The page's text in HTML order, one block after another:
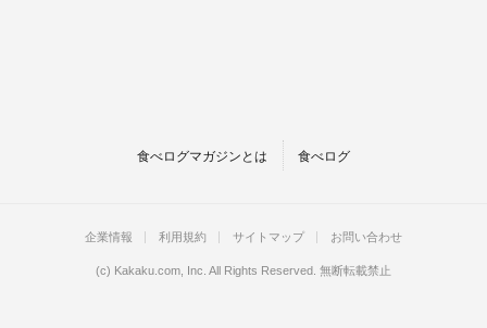
食べログマガジンとは 食べログ
企業情報 利用規約 サイトマップ お問い合わせ
(c) Kakaku.com, Inc. All Rights Reserved. 無断転載禁止